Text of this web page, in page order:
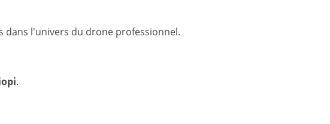
dans l'univers du drone professionnel.
.